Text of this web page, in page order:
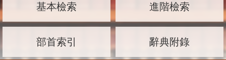
基本檢索 進階檢索
部首索引 辭典附錄